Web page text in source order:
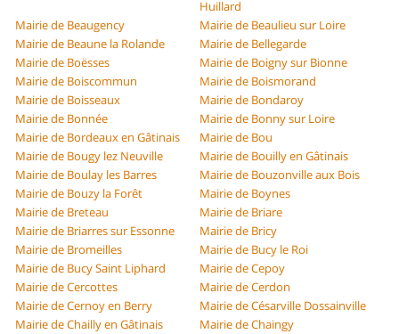
Huillard
Mairie de Beaugency
Mairie de Beaulieu sur Loire
Mairie de Beaune la Rolande
Mairie de Bellegarde
Mairie de Boësses
Mairie de Boigny sur Bionne
Mairie de Boiscommun
Mairie de Boismorand
Mairie de Boisseaux
Mairie de Bondaroy
Mairie de Bonnée
Mairie de Bonny sur Loire
Mairie de Bordeaux en Gâtinais
Mairie de Bou
Mairie de Bougy lez Neuville
Mairie de Bouilly en Gâtinais
Mairie de Boulay les Barres
Mairie de Bouzonville aux Bois
Mairie de Bouzy la Forêt
Mairie de Boynes
Mairie de Breteau
Mairie de Briare
Mairie de Briarres sur Essonne
Mairie de Bricy
Mairie de Bromeilles
Mairie de Bucy le Roi
Mairie de Bucy Saint Liphard
Mairie de Cepoy
Mairie de Cercottes
Mairie de Cerdon
Mairie de Cernoy en Berry
Mairie de Césarville Dossainville
Mairie de Chailly en Gâtinais
Mairie de Chaingy